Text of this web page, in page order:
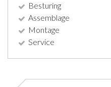
Besturing
Assemblage
Montage
Service